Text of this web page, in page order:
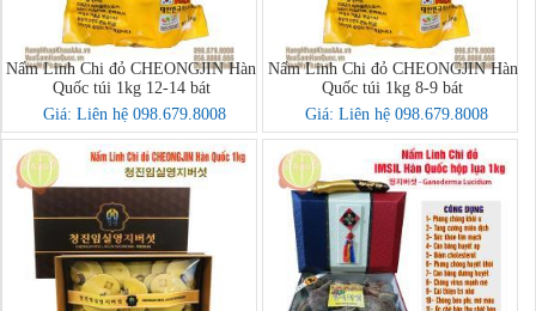
Nấm Linh Chi đỏ CHEONGJIN Hàn
Quốc túi 1kg 12-14 bát
Giá: Liên hệ 098.679.8008
Nấm Linh Chi đỏ CHEONGJIN Hàn
Quốc túi 1kg 8-9 bát
Giá: Liên hệ 098.679.8008